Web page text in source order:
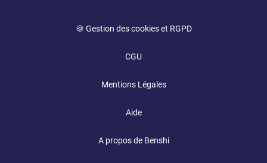
🍪 Gestion des cookies et RGPD
CGU
Mentions Légales
Aide
A propos de Benshi